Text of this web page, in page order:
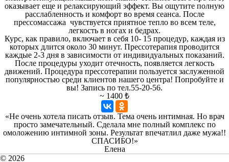
оказывает еще и релаксирующий эффект. Вы ощутите полную
расслабленность и комфорт во время сеанса. После
прессомассажа чувствуется приятное тепло во всем теле,
легкость в ногах и бедрах.
Курс, как правило, включает в себя 10- 15 процедур, каждая из
которых длится около 30 минут. Прессотерапия проводится
каждые 2-3 дня в зависимости от индивидуальных показаний.
После процедуры уходит отечность, появляется легкость
движений. Процедура прессотерапии пользуется заслуженной
популярностью среди клиентов нашего центра! Попробуйте и
вы! Запись по тел.55-20-56.
~ 1400 ₺
«Не очень хотела писать отзыв. Тема очень интимная. Но врач
просто замечательный. Сделала мне полный комплекс по
омоложению интимной зоны. Результат впечатлил даже мужа!!
СПАСИБО!»
Елена
© 2026